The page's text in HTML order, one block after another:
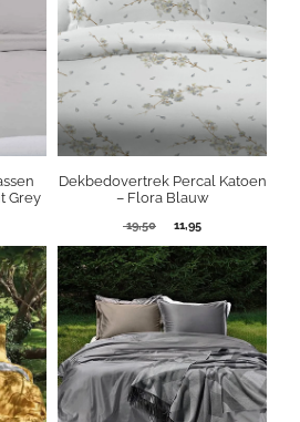
Grey
Dekbedovertrek Percal Katoen
– Flora Blauw
19,50
Oorspronkelijke
was:
19,50.
11,95Huidige
is:
11,95.